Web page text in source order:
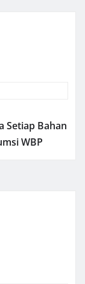
Setiap Bahan
WBP